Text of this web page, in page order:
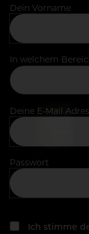
Dein Vorname
In welchem
Deine E-Mail
Passwort
Ich stimme